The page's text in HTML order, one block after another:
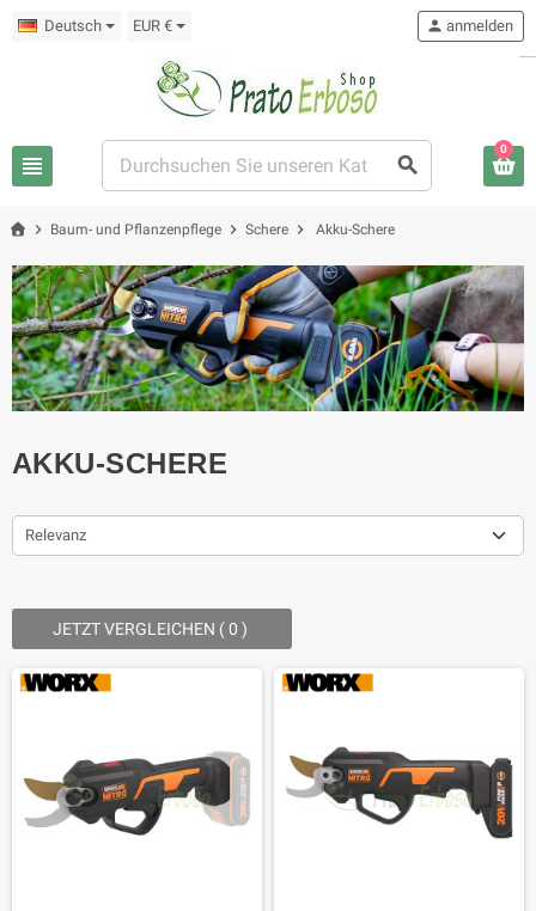
Deutsch EUR €
view_headline search
person anmelden
0
chevron_right Baum- und Pflanzenpflege chevron_right Schere chevron_right Akku-Schere
AKKU-SCHERE
Relevanz
JETZT VERGLEICHEN (0) ‎